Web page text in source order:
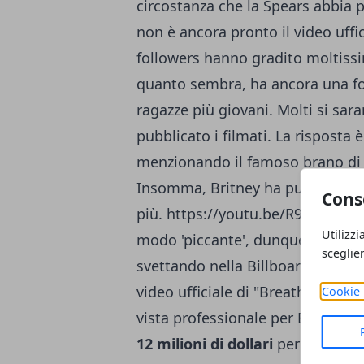
Cookie
circostanza che la Spears
non è ancora pronto il video
followers hanno gradito
quanto sembra, ha ancora una
ragazze più giovani. Molti si
pubblicato i filmati. La risposta
menzionando il famoso brano di
Insomma, Britney ha pubblicato
più. https://youtu.be/
modo 'piccante', dunque, un
svettando nella Billboard 200.
video ufficiale di "Breathe On
vista professionale per Britney,
12 milioni di dollari per